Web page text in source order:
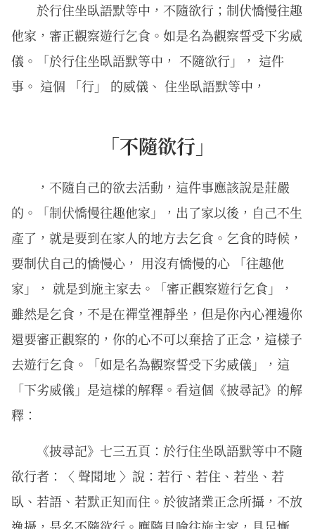
於行住坐臥語默等中，不隨欲行；制伏憍慢往趣
他家，審正觀察遊行乞食。如是名為觀察誓受下劣威
儀。「於行住坐臥語默等中， 不隨欲行」， 這件
事。 這個 「行」 的威儀、 住坐臥語默等中，
「不隨欲行」
，不隨自己的欲去活動，這件事應該說是莊嚴
的。「制伏憍慢往趣他家」，出了家以後，自己不生
產了，就是要到在家人的地方去乞食。乞食的時候，
要制伏自己的憍慢心， 用沒有憍慢的心 「往趣他
家」， 就是到施主家去。「審正觀察遊行乞食」，
雖然是乞食，不是在禪堂裡靜坐，但是你內心裡邊你
還要審正觀察的，你的心不可以棄捨了正念，這樣子
去遊行乞食。「如是名為觀察誓受下劣威儀」，這
「下劣威儀」是這樣的解釋。看這個《披尋記》的解
釋：
《披尋記》七三五頁：於行住坐臥語默等中不隨
欲行者：〈 聲聞地 〉說：若行、若住、若坐、若
臥、若語、若默正知而住。於彼諸業正念所攝，不放